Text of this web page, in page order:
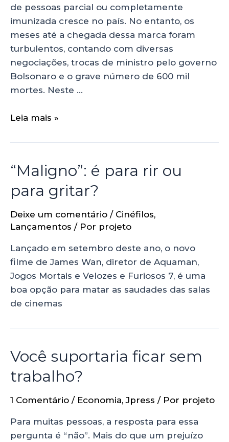
de pessoas parcial ou completamente
imunizada cresce no país. No entanto, os
meses até a chegada dessa marca foram
turbulentos, contando com diversas
negociações, trocas de ministro pelo governo
Bolsonaro e o grave número de 600 mil
mortes. Neste …
Leia mais »
“Maligno”: é para rir ou
para gritar?
Deixe um comentário / Cinéfilos,
Lançamentos / Por projeto
Lançado em setembro deste ano, o novo
filme de James Wan, diretor de Aquaman,
Jogos Mortais e Velozes e Furiosos 7, é uma
boa opção para matar as saudades das salas
de cinemas
Você suportaria ficar sem
trabalho?
1 Comentário / Economia,Jpress / Por projeto
Para muitas pessoas, a resposta para essa
pergunta é “não”. Mais do que um prejuízo